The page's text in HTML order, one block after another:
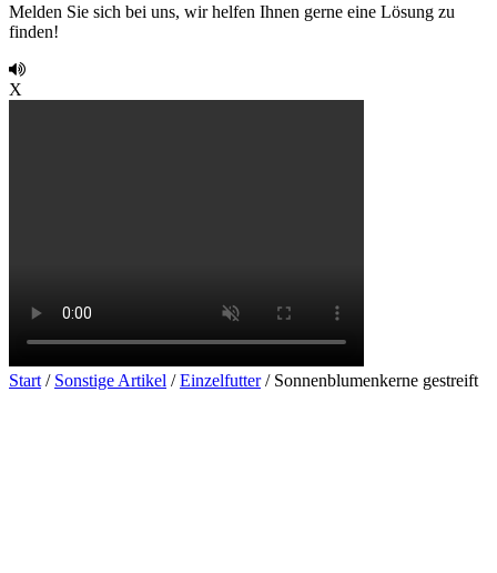
Melden Sie sich bei uns, wir helfen Ihnen gerne eine Lösung zu
finden!
X
Start / Sonstige Artikel /Einzelfutter/ Sonnenblumenkerne gestreift